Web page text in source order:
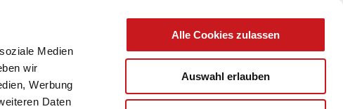
Medien
wir
Werbung
Daten
Alle Cookies zulassen
Auswahl erlauben